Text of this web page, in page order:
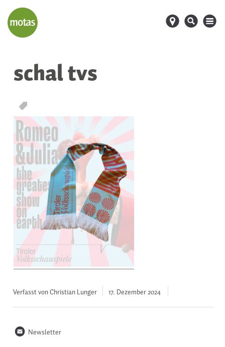
d s M
schal tvs
T
Verfasst von Christian Lunger 17. Dezember2024
n Newsletter